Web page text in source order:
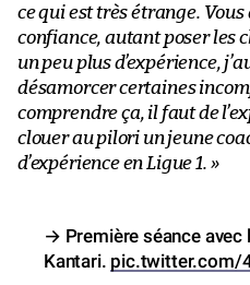
ce qui est très étrange.
confiance, autant poser les
un peu plus d’expérience,
désamorcer certaines
comprendre ça, il faut de
clouer au pilori un jeune
d’expérience en Ligue 1. »
→ Première séance avec
Kantari. pic.twitter.com/